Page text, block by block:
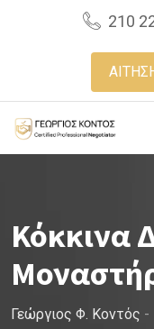
210
Κόκκινα
Γεώργιος Φ. Κοντός -